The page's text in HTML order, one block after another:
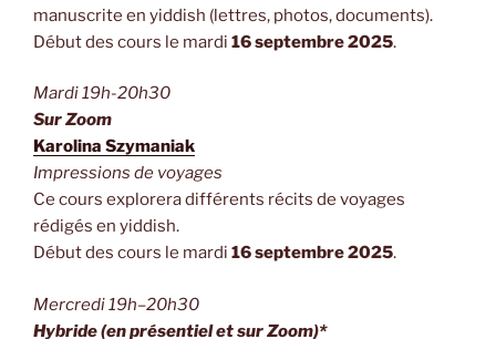
manuscrite en yiddish (lettres, photos, documents).
Début des cours le mardi 16 septembre 2025.
Mardi 19h-20h30
Sur Zoom
Karolina Szymaniak
Impressions de voyages
Ce cours explorera différents récits de voyages
rédigés en yiddish.
Début des cours le mardi 16 septembre 2025.
Mercredi 19h–20h30
Hybride (en présentiel et sur Zoom)*